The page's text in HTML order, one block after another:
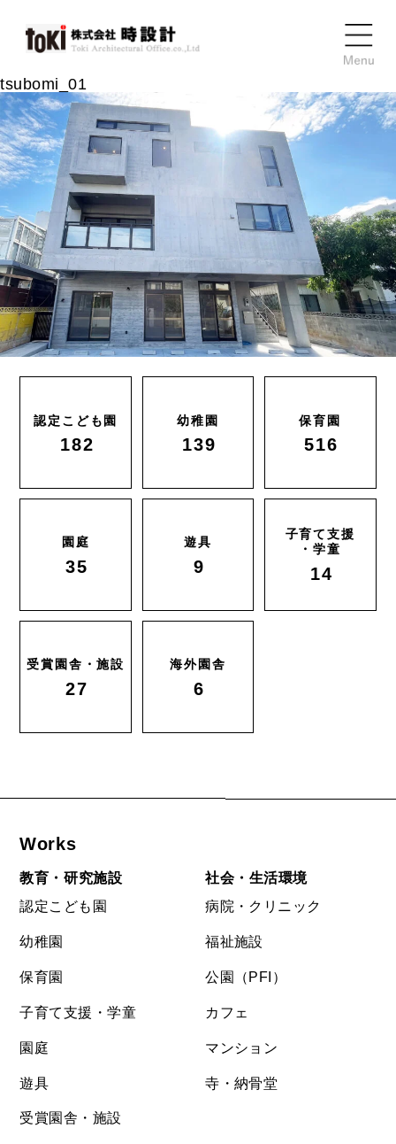
tsubomi_01
認定こども園
182
幼稚園
139
保育園
516
園庭
35
遊具
9
子育て支援
・学童
14
受賞園舎・施設
27
海外園舎
6
Works
教育・研究施設
認定こども園
幼稚園
保育園
子育て支援・学童
園庭
遊具
受賞園舎・施設
社会・生活環境
病院・クリニック
福祉施設
公園（PFI）
カフェ
マンション
寺・納骨堂